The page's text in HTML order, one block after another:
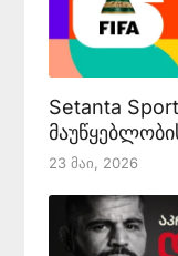
Setanta
23 Მაი, 2026